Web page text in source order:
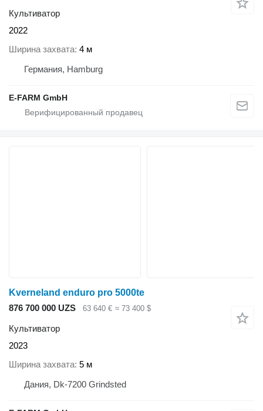
Культиватор
2022
Ширина захвата 4 м
Германия, Hamburg
E-FARM GmbH
Kverneland enduro pro 5000te
876 700 000 UZS
63 640 € ≈ 73 400 $
Культиватор
2023
Ширина захвата 5 м
Дания, Dk-7200 Grindsted